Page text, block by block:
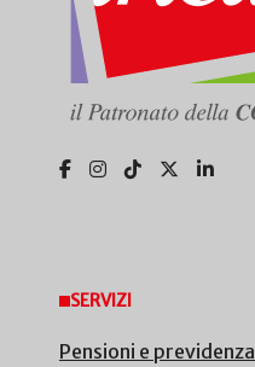
SERVIZI
Pensioni e previdenza